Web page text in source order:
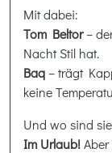
Mit dabei:
Tom Beltor–
Nacht Stil hat.
Baq – trägt
keine
Und wo sind
Im Urlaub!